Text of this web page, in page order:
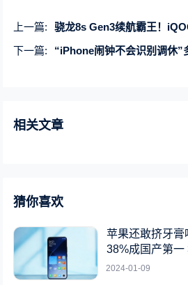
上一篇:
骁龙8s Gen3续航霸王！
下一篇:
“iPhone闹钟不会识别调休”多次
相关文章
猜你喜欢
苹果还敢挤牙
38%成国产第一
2024-01-09